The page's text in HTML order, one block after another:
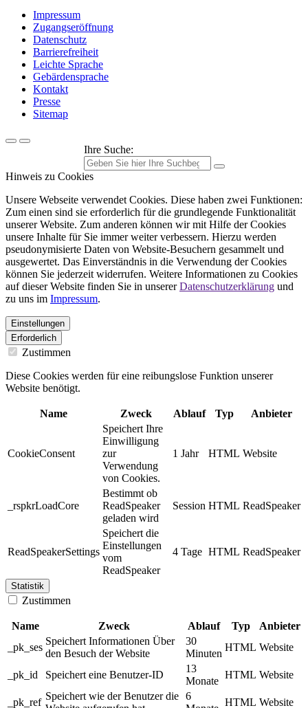
Impressum
Zugangseröffnung
Datenschutz
Barrierefreiheit
Leichte Sprache
Gebärdensprache
Kontakt
Presse
Sitemap
Ihre Suche:
Hinweis zu Cookies
Unsere Webseite verwendet Cookies. Diese haben zwei Funktionen:
Zum einen sind sie erforderlich für die grundlegende Funktionalität
unserer Website. Zum anderen können wir mit Hilfe der Cookies
unsere Inhalte für Sie immer weiter verbessern. Hierzu werden
pseudonymisierte Daten von Website-Besuchern gesammelt und
ausgewertet. Das Einverständnis in die Verwendung der Cookies
können Sie jederzeit widerrufen. Weitere Informationen zu Cookies
auf dieser Website finden Sie in unsererDatenschutzerklärung und
zu uns im Impressum.
Einstellungen
Erforderlich
Zustimmen
Diese Cookies werden für eine reibungslose Funktion unserer
Website benötigt.
Name Zweck Ablauf Typ Anbieter
CookieConsent
Speichert Ihre
Einwilligung
zur
Verwendung
von Cookies.
1 Jahr HTML Website
_rspkrLoadCore
Bestimmt ob
ReadSpeaker
geladen wird
Session HTML ReadSpeaker
ReadSpeakerSettings
Speichert die
Einstellungen
vom
ReadSpeaker
4 Tage HTML ReadSpeaker
Statistik
Zustimmen
Name Zweck Ablauf Typ
Anbieter
_pk_ses
Speichert Informationen Über
den Besuch der Website
30
Minuten
HTML Website
_pk_id Speichert eine Benutzer-ID
13
Monate
HTML Website
_pk_ref
Speichert wie der Benutzer die 6
HTML Website